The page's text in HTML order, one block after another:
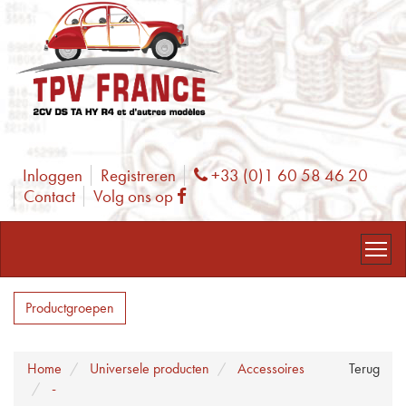
Inloggen Registreren Phone
+33 (0)1 60 58 46 20
Contact
Volg ons op Facebook
Productgroepen
Terug
Home Universele producten
Accessoires
-